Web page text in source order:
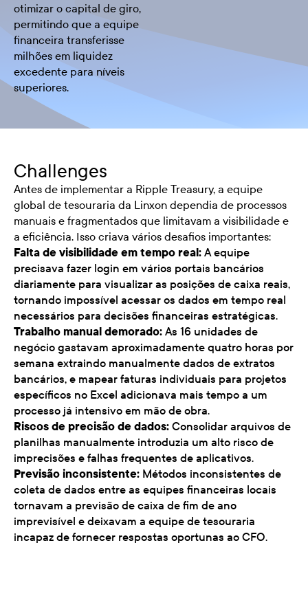
otimizar o capital de giro,
permitindo que a equipe
financeira transferisse
milhões em liquidez
excedente para níveis
superiores.
Challenges
Antes de implementar a Ripple Treasury, a equipe
global de tesouraria da Linxon dependia de processos
manuais e fragmentados que limitavam a visibilidade e
a eficiência. Isso criava vários desafios importantes:
Falta de visibilidade em tempo real: A equipe
precisava fazer login em vários portais bancários
diariamente para visualizar as posições de caixa reais,
tornando impossível acessar os dados em tempo real
necessários para decisões financeiras estratégicas.
Trabalho manual demorado: As 16 unidades de
negócio gastavam aproximadamente quatro horas por
semana extraindo manualmente dados de extratos
bancários, e mapear faturas individuais para projetos
específicos no Excel adicionava mais tempo a um
processo já intensivo em mão de obra.
Riscos de precisão de dados: Consolidar arquivos de
planilhas manualmente introduzia um alto risco de
imprecisões e falhas frequentes de aplicativos.
Previsão inconsistente: Métodos inconsistentes de
coleta de dados entre as equipes financeiras locais
tornavam a previsão de caixa de fim de ano
imprevisível e deixavam a equipe de tesouraria
incapaz de fornecer respostas oportunas ao CFO.